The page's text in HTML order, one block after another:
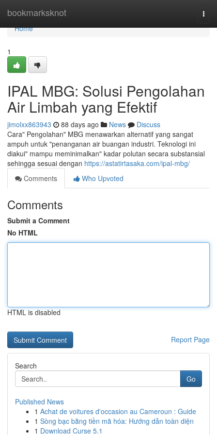
bookmarksknot
Home
Home
1
IPAL MBG: Solusi Pengolahan
Air Limbah yang Efektif
jimolxx863943 88 days ago News
Discuss
Cara" Pengolahan" MBG menawarkan alternatif yang sangat
ampuh untuk "penanganan air buangan industri. Teknologi ini
diakui" mampu meminimalkan" kadar polutan secara substansial
sehingga sesuai dengan https://astatirtasaka.com/ipal-mbg/
Comments
Who Upvoted
Comments
Submit a Comment
No HTML
HTML is disabled
Report Page
Search
Go
Published News
1 Achat de voitures d'occasion au Cameroun : Guide
1 Sòng bạc bằng tiền mã hóa: Hướng dẫn toàn diện
1 Download Curse 5.1